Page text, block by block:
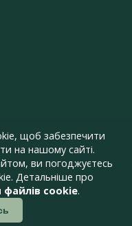
щоб забезпечити
на нашому сайті.
ви погоджуєтесь
Детальніше про
файлів cookie.